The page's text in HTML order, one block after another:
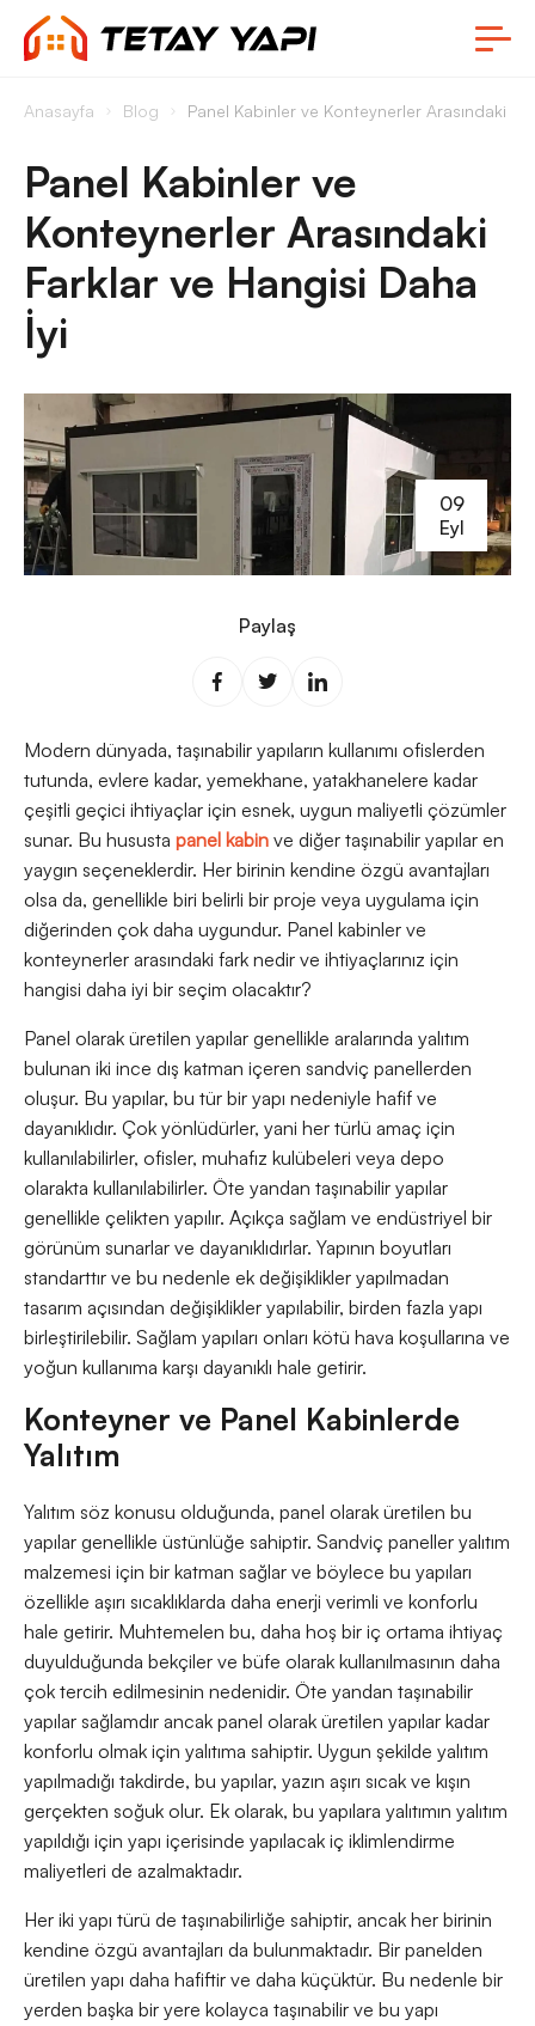
Anasayfa Blog Panel Kabinler ve Konteynerler Arasındaki
Panel Kabinler ve
Konteynerler Arasındaki
Farklar ve Hangisi Daha
İyi
09
Eyl
Paylaş
Modern dünyada, taşınabilir yapıların kullanımı ofislerden
tutunda, evlere kadar, yemekhane, yatakhanelere kadar
çeşitli geçici ihtiyaçlar için esnek, uygun maliyetli çözümler
sunar. Bu hususta panel kabin ve diğer taşınabilir yapılar en
yaygın seçeneklerdir. Her birinin kendine özgü avantajları
olsa da, genellikle biri belirli bir proje veya uygulama için
diğerinden çok daha uygundur. Panel kabinler ve
konteynerler arasındaki fark nedir ve ihtiyaçlarınız için
hangisi daha iyi bir seçim olacaktır?
Panel olarak üretilen yapılar genellikle aralarında yalıtım
bulunan iki ince dış katman içeren sandviç panellerden
oluşur. Bu yapılar, bu tür bir yapı nedeniyle hafif ve
dayanıklıdır. Çok yönlüdürler, yani her türlü amaç için
kullanılabilirler, ofisler, muhafız kulübeleri veya depo
olarakta kullanılabilirler. Öte yandan taşınabilir yapılar
genellikle çelikten yapılır. Açıkça sağlam ve endüstriyel bir
görünüm sunarlar ve dayanıklıdırlar. Yapının boyutları
standarttır ve bu nedenle ek değişiklikler yapılmadan
tasarım açısından değişiklikler yapılabilir, birden fazla yapı
birleştirilebilir. Sağlam yapıları onları kötü hava koşullarına ve
yoğun kullanıma karşı dayanıklı hale getirir.
Konteyner ve Panel Kabinlerde
Yalıtım
Yalıtım söz konusu olduğunda, panel olarak üretilen bu
yapılar genellikle üstünlüğe sahiptir. Sandviç paneller yalıtım
malzemesi için bir katman sağlar ve böylece bu yapıları
özellikle aşırı sıcaklıklarda daha enerji verimli ve konforlu
hale getirir. Muhtemelen bu, daha hoş bir iç ortama ihtiyaç
duyulduğunda bekçiler ve büfe olarak kullanılmasının daha
çok tercih edilmesinin nedenidir. Öte yandan taşınabilir
yapılar sağlamdır ancak panel olarak üretilen yapılar kadar
konforlu olmak için yalıtıma sahiptir. Uygun şekilde yalıtım
yapılmadığı takdirde, bu yapılar, yazın aşırı sıcak ve kışın
gerçekten soğuk olur. Ek olarak, bu yapılara yalıtımın yalıtım
yapıldığı için yapı içerisinde yapılacak iç iklimlendirme
maliyetleri de azalmaktadır.
Her iki yapı türü de taşınabilirliğe sahiptir, ancak her birinin
kendine özgü avantajları da bulunmaktadır. Bir panelden
üretilen yapı daha hafiftir ve daha küçüktür. Bu nedenle bir
yerden başka bir yere kolayca taşınabilir ve bu yapı